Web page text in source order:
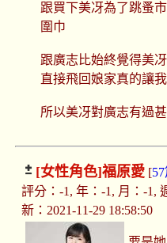
跟買下美冴為了跳蚤
圍巾
跟廣志比始終覺得美
直接飛回娘家真的讓
所以美冴對廣志有過
[女性角色]福原愛[
評分：-1, 年：-1, 月：-1,
新：2021-11-29 18:58:50